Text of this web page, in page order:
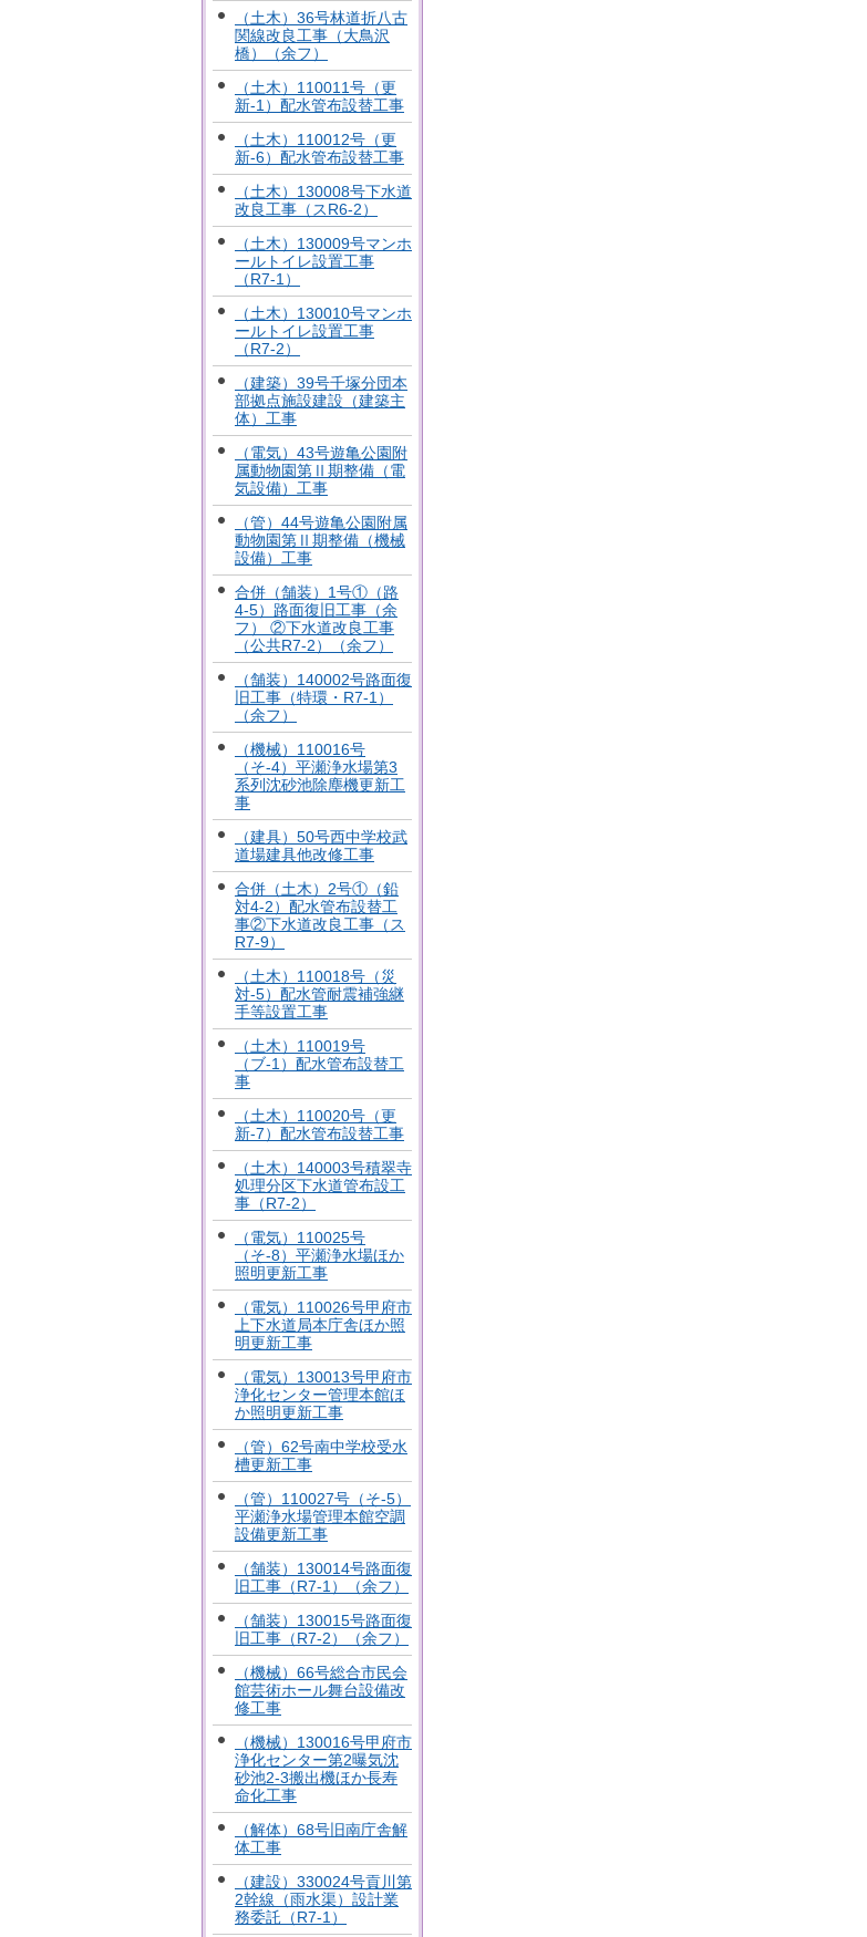
（土木）36号林道折八古
関線改良工事（大鳥沢
橋）（余フ）
（土木）110011号（更
新-1）配水管布設替工事
（土木）110012号（更
新-6）配水管布設替工事
（土木）130008号下水道
改良工事（スR6-2）
（土木）130009号マンホ
ールトイレ設置工事
（R7-1）
（土木）130010号マンホ
ールトイレ設置工事
（R7-2）
（建築）39号千塚分団本
部拠点施設建設（建築主
体）工事
（電気）43号遊亀公園附
属動物園第Ⅱ期整備（電
気設備）工事
（管）44号遊亀公園附属
動物園第Ⅱ期整備（機械
設備）工事
合併（舗装）1号①（路
4-5）路面復旧工事（余
フ） ②下水道改良工事
（公共R7-2）（余フ）
（舗装）140002号路面復
旧工事（特環・R7-1）
（余フ）
（機械）110016号
（そ-4）平瀬浄水場第3
系列沈砂池除塵機更新工
事
（建具）50号西中学校武
道場建具他改修工事
合併（土木）2号①（鉛
対4-2）配水管布設替工
事②下水道改良工事（ス
R7-9）
（土木）110018号（災
対-5）配水管耐震補強継
手等設置工事
（土木）110019号
（ブ-1）配水管布設替工
事
（土木）110020号（更
新-7）配水管布設替工事
（土木）140003号積翠寺
処理分区下水道管布設工
事（R7-2）
（電気）110025号
（そ-8）平瀬浄水場ほか
照明更新工事
（電気）110026号甲府市
上下水道局本庁舎ほか照
明更新工事
（電気）130013号甲府市
浄化センター管理本館ほ
か照明更新工事
（管）62号南中学校受水
槽更新工事
（管）110027号（そ-5）
平瀬浄水場管理本館空調
設備更新工事
（舗装）130014号路面復
旧工事（R7-1）（余フ）
（舗装）130015号路面復
旧工事（R7-2）（余フ）
（機械）66号総合市民会
館芸術ホール舞台設備改
修工事
（機械）130016号甲府市
浄化センター第2曝気沈
砂池2-3搬出機ほか長寿
命化工事
（解体）68号旧南庁舎解
体工事
（建設）330024号貢川第
2幹線（雨水渠）設計業
務委託（R7-1）